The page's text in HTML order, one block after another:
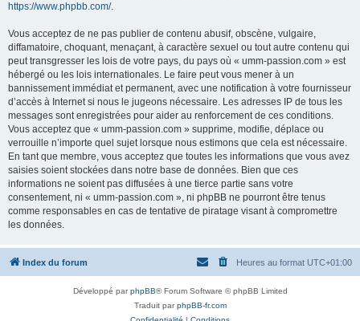
https://www.phpbb.com/.
Vous acceptez de ne pas publier de contenu abusif, obscène, vulgaire,
diffamatoire, choquant, menaçant, à caractère sexuel ou tout autre contenu qui
peut transgresser les lois de votre pays, du pays où « umm-passion.com » est
hébergé ou les lois internationales. Le faire peut vous mener à un
bannissement immédiat et permanent, avec une notification à votre fournisseur
d’accès à Internet si nous le jugeons nécessaire. Les adresses IP de tous les
messages sont enregistrées pour aider au renforcement de ces conditions.
Vous acceptez que « umm-passion.com » supprime, modifie, déplace ou
verrouille n’importe quel sujet lorsque nous estimons que cela est nécessaire.
En tant que membre, vous acceptez que toutes les informations que vous avez
saisies soient stockées dans notre base de données. Bien que ces
informations ne soient pas diffusées à une tierce partie sans votre
consentement, ni « umm-passion.com », ni phpBB ne pourront être tenus
comme responsables en cas de tentative de piratage visant à compromettre
les données.
Index du forum Heures au format UTC+01:00
Développé parphpBB® Forum Software © phpBB Limited
Traduit parphpBB-fr.com